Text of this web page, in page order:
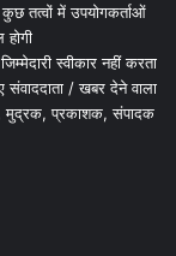
तत्वों में उपयोगकर्ताओं
होगी
स्वीकार नहीं करता
/ खबर देने वाला
मुद्रक, प्रकाशक, संपादक